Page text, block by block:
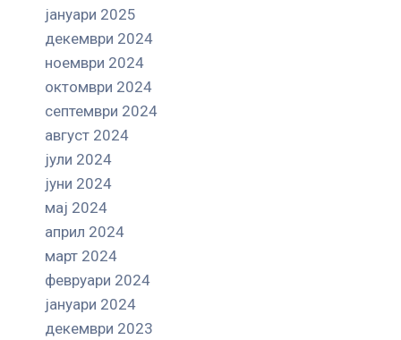
јануари 2025
декември 2024
ноември 2024
октомври 2024
септември 2024
август 2024
јули 2024
јуни 2024
мај 2024
април 2024
март 2024
февруари 2024
јануари 2024
декември 2023